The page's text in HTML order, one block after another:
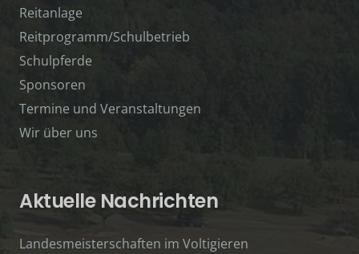
Reitanlage
Reitprogramm/Schulbetrieb
Schulpferde
Sponsoren
Termine und Veranstaltungen
Wir über uns
Aktuelle Nachrichten
Landesmeisterschaften im Voltigieren